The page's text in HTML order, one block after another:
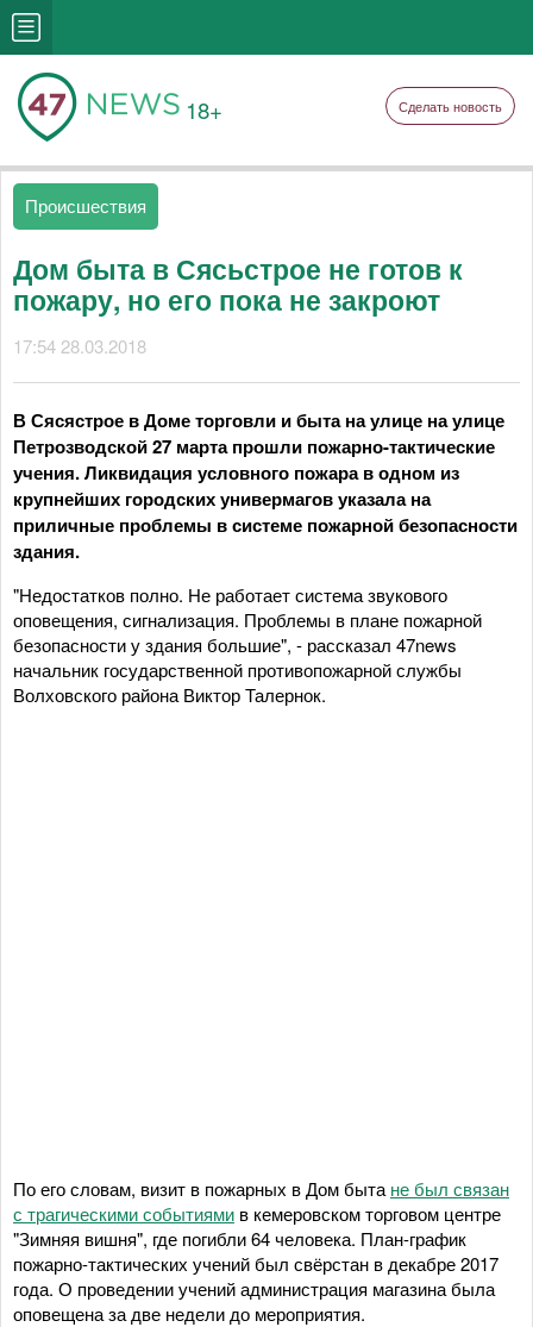
18+ Сделать новость
Происшествия
Дом быта в Сясьстрое не готов к
пожару, но его пока не закроют
17:54 28.03.2018
В Сясястрое в Доме торговли и быта на улице на улице
Петрозводской 27 марта прошли пожарно-тактические
учения. Ликвидация условного пожара в одном из
крупнейших городских универмагов указала на
приличные проблемы в системе пожарной безопасности
здания.
"Недостатков полно. Не работает система звукового
оповещения, сигнализация. Проблемы в плане пожарной
безопасности у здания большие", - рассказал 47news
начальник государственной противопожарной службы
Волховского района Виктор Талернок.
По его словам, визит в пожарных в Дом быта не был связан
с трагическими событиями в кемеровском торговом центре
"Зимняя вишня", где погибли 64 человека. План-график
пожарно-тактических учений был свёрстан в декабре 2017
года. О проведении учений администрация магазина была
оповещена за две недели до мероприятия.